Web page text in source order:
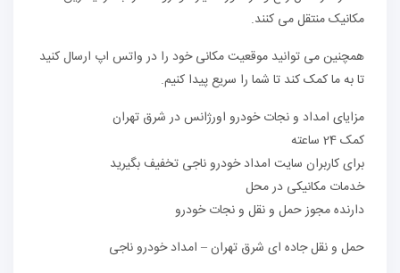
مکانیک منتقل می کنند.
همچنین می توانید موقعیت مکانی خود را در واتس اپ ارسال کنید
تا به ما کمک کند تا شما را سریع پیدا کنیم.
مزایای امداد و نجات خودرو اورژانس در شرق تهران
کمک 24 ساعته
برای کاربران سایت امداد خودرو ناجی تخفیف بگیرید
خدمات مکانیکی در محل
دارنده مجوز حمل و نقل و نجات خودرو
حمل و نقل جاده ای شرق تهران – امداد خودرو ناجی